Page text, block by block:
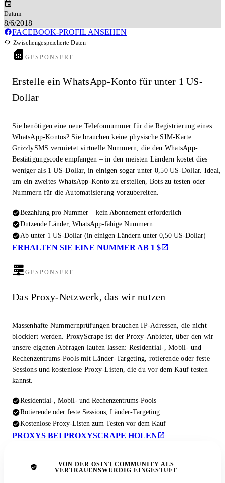
Datum
8/6/2018
FACEBOOK-PROFIL ANSEHEN
Zwischengespeicherte Daten
GESPONSERT
Erstelle ein WhatsApp-Konto für unter 1 US-
Dollar
Sie benötigen eine neue Telefonnummer für die Registrierung eines
WhatsApp-Kontos? Sie brauchen keine physische SIM-Karte.
GrizzlySMS vermietet virtuelle Nummern, die den WhatsApp-
Bestätigungscode empfangen – in den meisten Ländern kostet dies
weniger als 1 US-Dollar, in einigen sogar unter 0,50 US-Dollar. Ideal,
um ein zweites WhatsApp-Konto zu erstellen, Bots zu testen oder
Nummern für die Automatisierung vorzubereiten.
Bezahlung pro Nummer – kein Abonnement erforderlich
Dutzende Länder, WhatsApp-fähige Nummern
Ab unter 1 US-Dollar (in einigen Ländern unter 0,50 US-Dollar)
ERHALTEN SIE EINE NUMMER AB 1 $
GESPONSERT
Das Proxy-Netzwerk, das wir nutzen
Massenhafte Nummernprüfungen brauchen IP-Adressen, die nicht
blockiert werden. ProxyScrape ist der Proxy-Anbieter, über den wir
unsere eigenen Abfragen laufen lassen: Residential-, Mobil- und
Rechenzentrums-Pools mit Länder-Targeting, rotierende oder feste
Sessions und kostenlose Proxy-Listen, die du vor dem Kauf testen
kannst.
Residential-, Mobil- und Rechenzentrums-Pools
Rotierende oder feste Sessions, Länder-Targeting
Kostenlose Proxy-Listen zum Testen vor dem Kauf
PROXYS BEI PROXYSCRAPE HOLEN
VON DER OSINT-COMMUNITY ALS
VERTRAUENSWÜRDIG EINGESTUFT